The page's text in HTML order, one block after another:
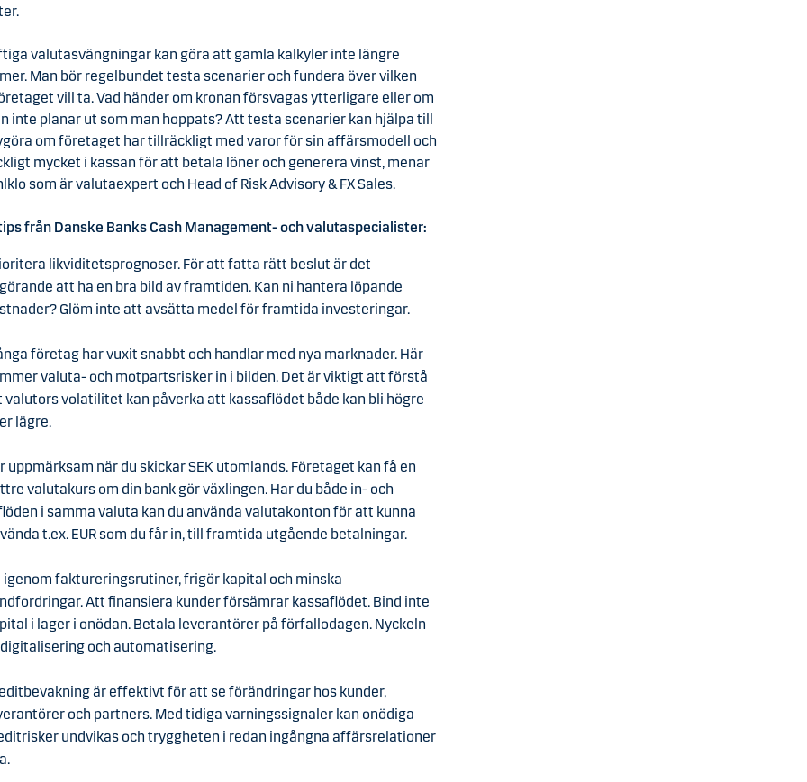
valutasvängningar kan göra att gamla kalkyler inte längre
Man bör regelbundet testa scenarier och fundera över vilken
vill ta. Vad händer om kronan försvagas ytterligare eller om
inte planar ut som man hoppats? Att testa scenarier kan hjälpa till
om företaget har tillräckligt med varor för sin affärsmodell och
mycket i kassan för att betala löner och generera vinst, menar
som är valutaexpert och Head of Risk Advisory & FX Sales.
från Danske Banks Cash Management- och valutaspecialister:
likviditetsprognoser. För att fatta rätt beslut är det
att ha en bra bild av framtiden. Kan ni hantera löpande
Glöm inte att avsätta medel för framtida investeringar.
företag har vuxit snabbt och handlar med nya marknader. Här
valuta- och motpartsrisker in i bilden. Det är viktigt att förstå
valutors volatilitet kan påverka att kassaflödet både kan bli högre
lägre.
uppmärksam när du skickar SEK utomlands. Företaget kan få en
valutakurs om din bank gör växlingen. Har du både in- och
i samma valuta kan du använda valutakonton för att kunna
t.ex. EUR som du får in, till framtida utgående betalningar.
igenom faktureringsrutiner, frigör kapital och minska
Att finansiera kunder försämrar kassaflödet. Bind inte
i lager i onödan. Betala leverantörer på förfallodagen. Nyckeln
och automatisering.
är effektivt för att se förändringar hos kunder,
och partners. Med tidiga varningssignaler kan onödiga
undvikas och tryggheten i redan ingångna affärsrelationer